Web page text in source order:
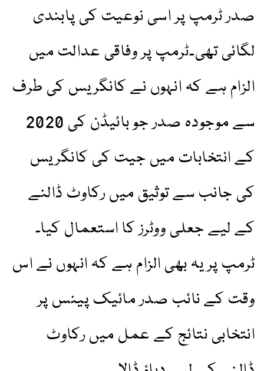
صدر ٹرمپ پر اسی نوعیت کی پابندی
لگائی تھی۔ٹرمپ پر وفاقی عدالت میں
الزام ہے کہ انہوں نے کانگریس کی طرف
سے موجودہ صدر جو بائیڈن کی 2020
کے انتخابات میں جیت کی کانگریس
کی جانب سے توثیق میں رکاوٹ ڈالنے
کے لیے جعلی ووٹرز کا استعمال کیا۔
ٹرمپ پر یہ بھی الزام ہے کہ انہوں نے اس
وقت کے نائب صدر مائیک پینس پر
انتخابی نتائج کے عمل میں رکاوٹ